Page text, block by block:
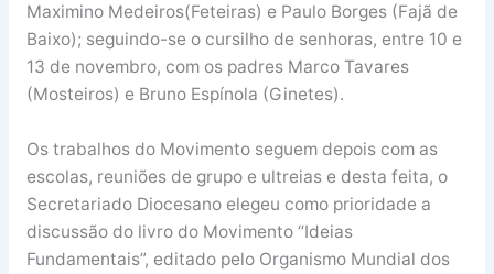
Maximino Medeiros(Feteiras) e Paulo Borges (Fajã de
Baixo); seguindo-se o cursilho de senhoras, entre 10 e
13 de novembro, com os padres Marco Tavares
(Mosteiros) e Bruno Espínola (Ginetes).
Os trabalhos do Movimento seguem depois com as
escolas, reuniões de grupo e ultreias e desta feita, o
Secretariado Diocesano elegeu como prioridade a
discussão do livro do Movimento “Ideias
Fundamentais”, editado pelo Organismo Mundial dos